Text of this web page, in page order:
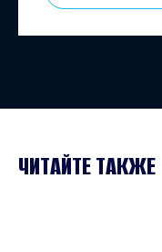
ЧИТАЙТЕ ТАКЖЕ